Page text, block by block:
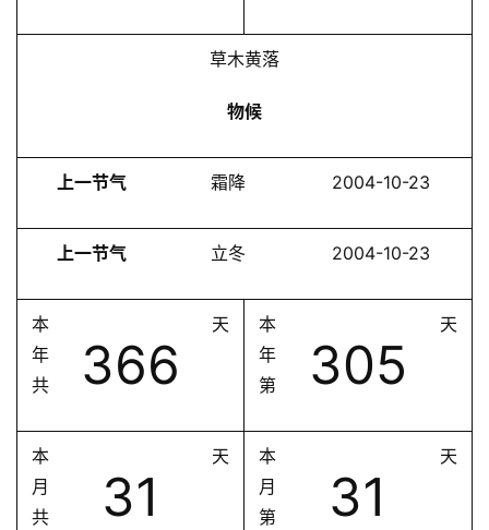
草木黄落
物候
上一节气 霜降 2004-10-23
上一节气 立冬 2004-10-23
本
年
共
366
天
本
年
第
305
天
本
月
共
31
天
本
月
第
31
天